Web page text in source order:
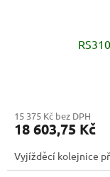
15 375 Kč bez DPH
18 603,75 Kč
Vyjížděcí kolejnice